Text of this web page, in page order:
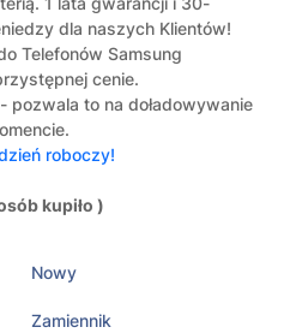
dla naszych Klientów!
Telefonów Samsung
cenie.
pozwala to na doładowywanie
roboczy!
kupiło )
Nowy
Zamiennik